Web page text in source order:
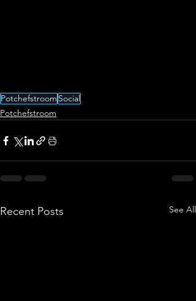
Potchefstroom Social
Potchefstroom
Recent Posts See All